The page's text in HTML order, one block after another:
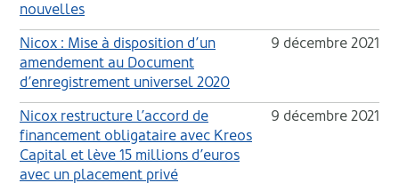
nouvelles
Nicox : Mise à disposition d’un
amendement au Document
d’enregistrement universel 2020
9 décembre 2021
Nicox restructure l’accord de
financement obligataire avec Kreos
Capital et lève 15 millions d’euros
avec un placement privé
9 décembre 2021